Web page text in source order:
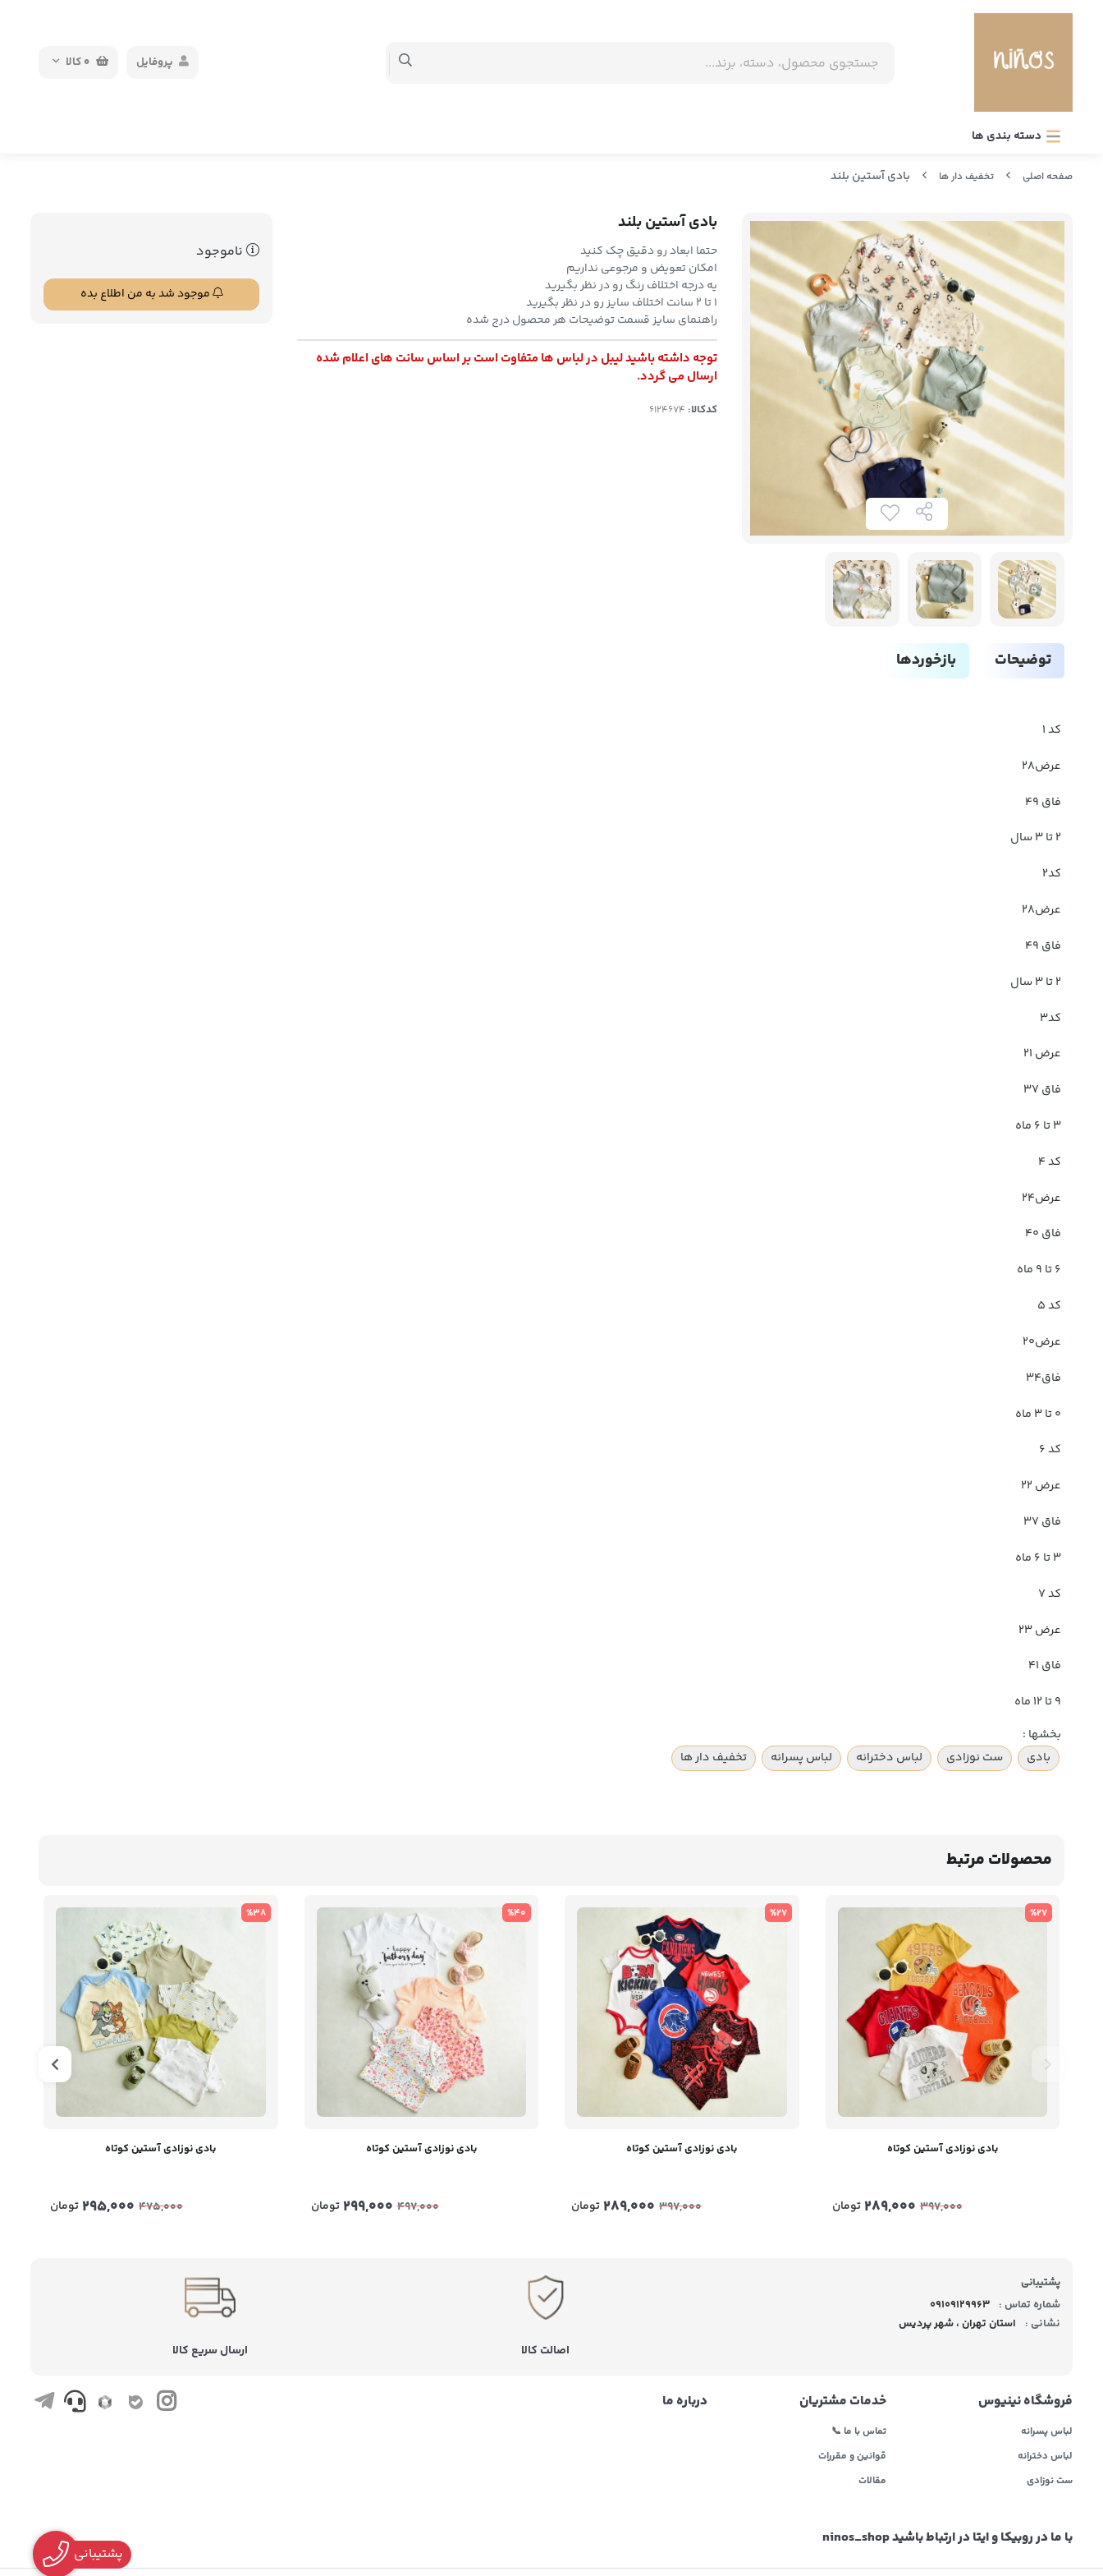
0کالا پروفایل
دسته بندی ها
صفحه اصلی تخفیف دار ها بادی آستین بلند
بادی آستین بلند
حتما ابعاد رو دقیق چک کنید
امکان تعویض و مرجوعی نداریم
یه درجه اختلاف رنگ رو در نظر بگیرید
۱ تا ۲ سانت اختلاف سایز رو در نظر بگیرید
راهنمای سایز قسمت توضیحات هر محصول درج شده
توجه داشته باشید لیبل در لباس ها متفاوت است بر اساس سانت های اعلام شده
ارسال می گردد.
کدکالا:
ناموجود
موجود شد به من اطلاع بده
توضیحات بازخوردها
کد ۱
عرض۲۸
فاق ۴۹
۲ تا ۳ سال
کد۲
عرض۲۸
فاق ۴۹
۲ تا ۳ سال
کد۳
عرض ۲۱
فاق ۳۷
۳ تا ۶ ماه
کد ۴
عرض۲۴
فاق ۴۰
۶ تا ۹ ماه
کد ۵
عرض۲۰
فاق۳۴
۰ تا ۳ ماه
کد ۶
عرض ۲۲
فاق ۳۷
۳ تا ۶ ماه
کد ۷
عرض ۲۳
فاق ۴۱
۹ تا ۱۲ ماه
بخشها :
بادی
ست نوزادی لباس دخترانه لباس پسرانه تخفیف دار ها
محصولات مرتبط
%27
بادی نوزادی آستین کوتاه
397,000
289,000 تومان
%27
بادی نوزادی آستین کوتاه
397,000
289,000تومان
%40
بادی نوزادی آستین کوتاه
497,000
299,000 تومان
%38
بادی نوزادی آستین کوتاه
475,000
295,000تومان
پشتیبانی
شماره تماس :
09109129963
نشانی :
استان تهران ، شهر پردیس
اصالت کالا ارسال سریع کالا
فروشگاه نینیوس
لباس پسرانه
لباس دخترانه
ست نوزادی
خدمات مشتریان
تماس با ما 📞
قوانین و مقررات
مقالات
درباره ما
با ما در روبیکا و ایتا در ارتباط باشید ninos_shop
پشتیبانی